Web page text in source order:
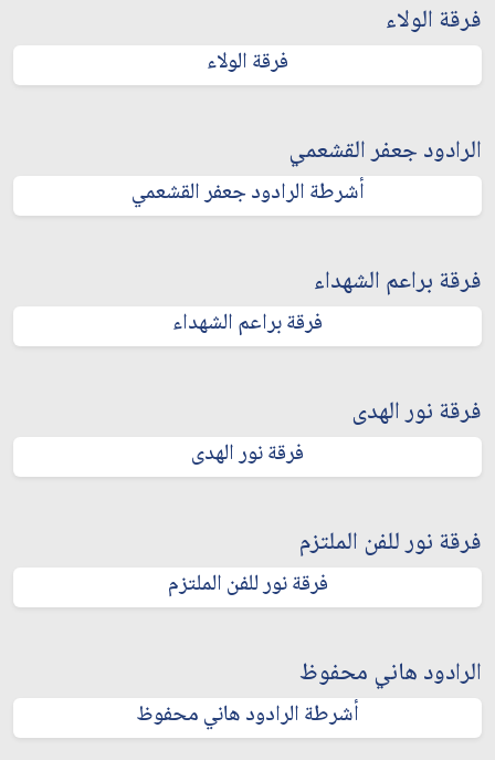
فرقة الولاء
فرقة الولاء
الرادود جعفر القشعمي
أشرطة الرادود جعفر القشعمي
فرقة براعم الشهداء
فرقة براعم الشهداء
فرقة نور الهدى
فرقة نور الهدى
فرقة نور للفن الملتزم
فرقة نور للفن الملتزم
الرادود هاني محفوظ
أشرطة الرادود هاني محفوظ